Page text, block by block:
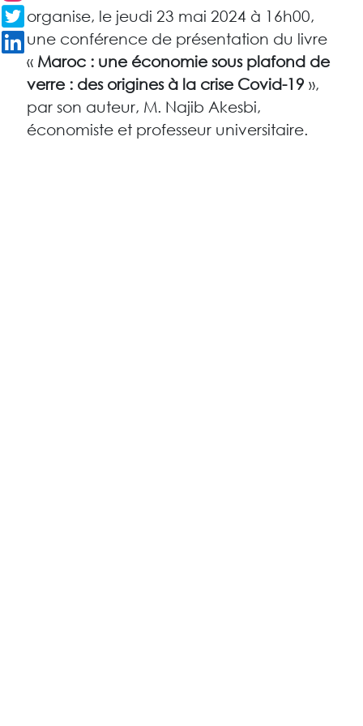
organise, le jeudi 23 mai 2024 à 16h00,
une conférence de présentation du livre
« Maroc : une économie sous plafond de
verre : des origines à la crise Covid-19 »,
par son auteur, M. Najib Akesbi,
économiste et professeur universitaire.